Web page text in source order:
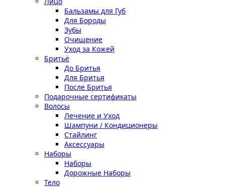
Бальзамы для Губ
Для Бороды
Зубы
Очищение
Уход за Кожей
Бритьё
До Бритья
Для Бритья
После Бритья
Подарочные сертификаты
Волосы
Лечение и Уход
Шампуни / Кондиционеры
Стайлинг
Аксессуары
Наборы
Наборы
Дорожные Наборы
Тело